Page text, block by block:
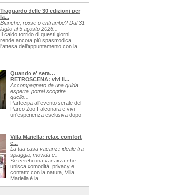
Traguardo delle 30 edizioni per
la...
Bianche, rosse o entrambe? Dal 31
luglio al 5 agosto 2026...
Il caldo torrido di questi giorni,
rende ancora più spasmodica
l'attesa dell'appuntamento con la...
Quando e' sera…
RETROSCENA: vivi il...
Accompagnato da una guida
esperta, potrai scoprire
quello...
Partecipa all'evento serale del
Parco Zoo Falconara e vivi
un'esperienza esclusiva dopo
Villa Mariella: relax, comfort
e...
La tua casa vacanze ideale tra
spiaggia, movida e...
Se cerchi una vacanza che
unisca comodità, privacy e
contatto con la natura, Villa
Mariella è la...